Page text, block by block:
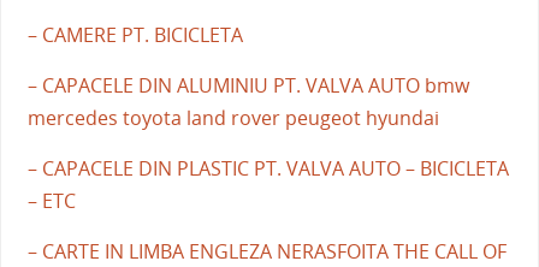
– CAMERE PT. BICICLETA
– CAPACELE DIN ALUMINIU PT. VALVA AUTO bmw
mercedes toyota land rover peugeot hyundai
– CAPACELE DIN PLASTIC PT. VALVA AUTO – BICICLETA
– ETC
– CARTE IN LIMBA ENGLEZA NERASFOITA THE CALL OF